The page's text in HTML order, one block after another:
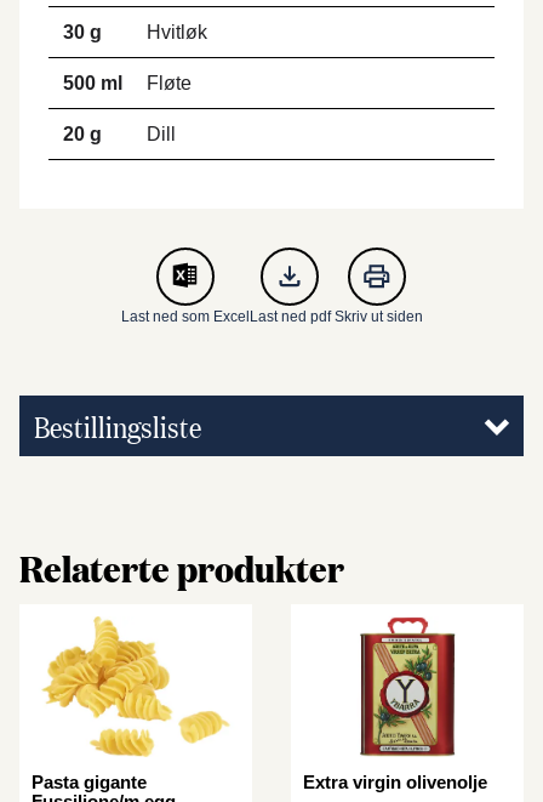
30 g Hvitløk
500 ml Fløte
20 g Dill
Last ned som Excel Last ned pdfSkriv ut siden
Bestillingsliste
Relaterte produkter
Pasta gigante
Extra virgin olivenolje